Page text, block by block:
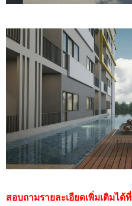
สอบถามรายละเอียดเพิ่มเติมได้ที่